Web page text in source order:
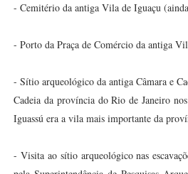
- Cemitério da antiga Vila de Iguaçu
- Porto da Praça de Comércio da antiga
- Sítio arqueológico da antiga Câmara e
Cadeia da província do Rio de Janeiro
Iguassú era a vila mais importante da
- Visita ao sítio arqueológico nas